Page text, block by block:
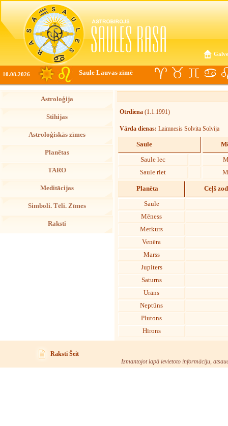
10.08.2026 Saule Lauvas zīmē
Astroloģija
Stihijas
Astroloģiskās zīmes
Planētas
TARO
Meditācijas
Simboli. Tēli. Zīmes
Raksti
Otrdiena (1.1.1991)
Vārda dienas: Laimnesis Solvita Solvija
Saule
Saule lec
Saule riet
Planēta Ceļš
Saule
Mēness
Merkurs
Venēra
Marss
Jupiters
Saturns
Urāns
Neptūns
Plutons
Hīrons
Raksti Šeit
Izmantojot lapā ievietoto informāciju,